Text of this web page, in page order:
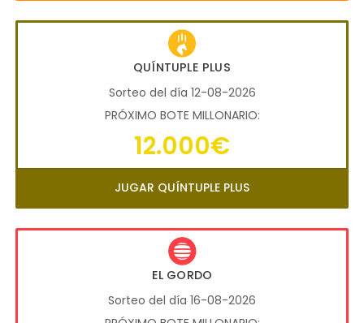
QUÍNTUPLE PLUS
Sorteo del día 12-08-2026
PRÓXIMO BOTE MILLONARIO:
12.000€
JUGAR QUÍNTUPLE PLUS
EL GORDO
Sorteo del día 16-08-2026